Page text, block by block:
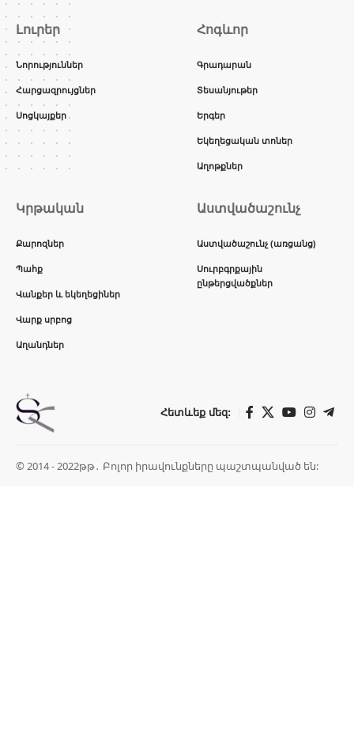
Լուրեր
Նորություններ
Հարցազրույցներ
Սոցկայքեր
Հոգևոր
Գրադարան
Տեսանյութեր
Երգեր
Եկեղեցական տոներ
Աղոթքներ
Կրթական
Քարոզներ
Պահք
Վանքեր և եկեղեցիներ
Վարք սրբոց
Աղանդներ
Աստվածաշունչ
Աստվածաշունչ (առցանց)
Սուրբգրքային
ընթերցվածքներ
Հետևեք մեզ:
© 2014 - 2022թթ․ Բոլոր իրավունքները պաշտպանված են: